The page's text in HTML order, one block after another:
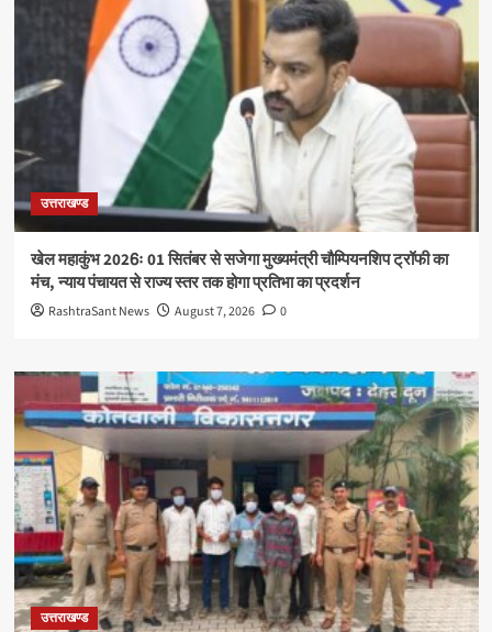
उत्तराखण्ड
खेल महाकुंभ 2026ः 01 सितंबर से सजेगा मुख्यमंत्री चौम्पियनशिप ट्रॉफी का
मंच, न्याय पंचायत से राज्य स्तर तक होगा प्रतिभा का प्रदर्शन
RashtraSant News August 7, 2026 0
उत्तराखण्ड